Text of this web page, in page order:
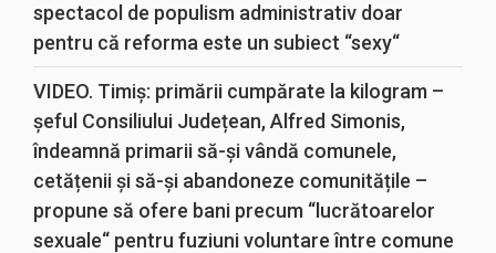
spectacol de populism administrativ doar
pentru că reforma este un subiect “sexy“
VIDEO. Timiș: primării cumpărate la kilogram –
șeful Consiliului Județean, Alfred Simonis,
îndeamnă primarii să-și vândă comunele,
cetățenii și să-și abandoneze comunitățile –
propune să ofere bani precum “lucrătoarelor
sexuale“ pentru fuziuni voluntare între comune